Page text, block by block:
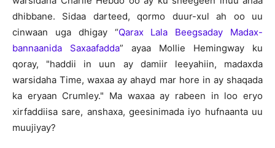
dhibbane. Sidaa darteed, qormo duur-xul ah oo uu
cinwaan uga dhigay “Qarax Lala Beegsaday Madax-
bannaanida Saxaafadda” ayaa Mollie Hemingway ku
qoray, "haddii in uun ay damiir leeyahiin, madaxda
warsidaha Time, waxaa ay ahayd mar hore in ay shaqada
ka eryaan Crumley." Ma waxaa ay rabeen in loo eryo
xirfaddiisa sare, anshaxa, geesinimada iyo hufnaanta uu
muujiyay?